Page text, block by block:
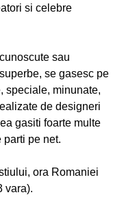
si celebre
sau
se gasesc pe
speciale, minunate,
de designeri
gasiti foarte multe
parti pe net.
ora Romaniei
vara).